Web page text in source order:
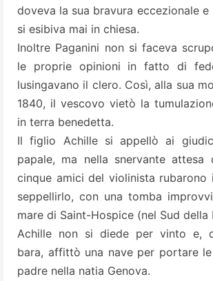
doveva la sua bravura eccezionale e
si esibiva mai in chiesa.
Inoltre Paganini non si faceva
le proprie opinioni in fatto di
lusingavano il clero. Così, alla sua
1840, il vescovo vietò la
in terra benedetta.
Il figlio Achille si appellò ai
papale, ma nella snervante attesa
cinque amici del violinista rubarono
seppellirlo, con una tomba
mare di Saint-Hospice (nel Sud della
Achille non si diede per vinto e,
bara, affittò una nave per portare
padre nella natia Genova.